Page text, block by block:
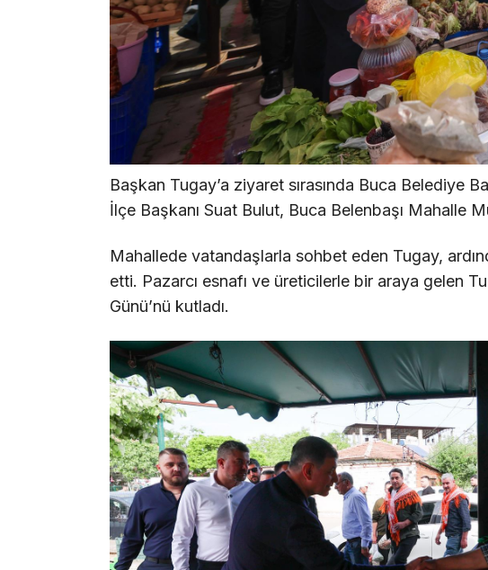
Başkan Tugay’a ziyaret sırasında Buca Belediye
İlçe Başkanı Suat Bulut, Buca Belenbaşı Mahalle
Mahallede vatandaşlarla sohbet eden Tugay,
etti. Pazarcı esnafı ve üreticilerle bir araya gelen
Günü’nü kutladı.